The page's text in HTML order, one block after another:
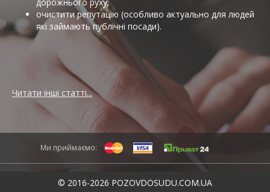
очистити репутацію (особливо актуально для людей
які займають публічні посади).
Читати інші статті...
© 2016-2026 POZOVDOSUDU.COM.UA
Ми приймаємо: